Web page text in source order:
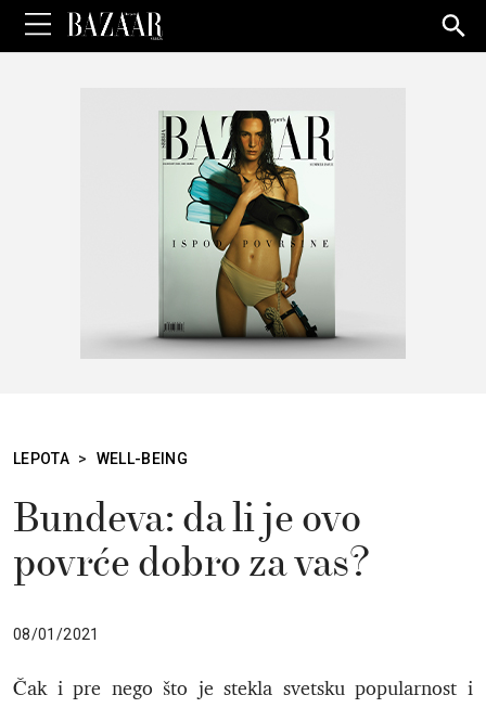
for:
LEPOTA > WELL-BEING
Bundeva: da li je ovo
povrće dobro za vas?
08/01/2021
Čak i pre nego što je stekla svetsku popularnost i